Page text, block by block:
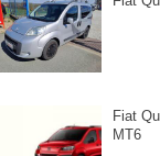
Fiat
MT6